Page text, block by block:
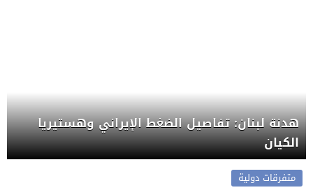
هدنة لبنان: تفاصيل الضغط الإيراني وهستيريا
الكيان
متفرقات دولية